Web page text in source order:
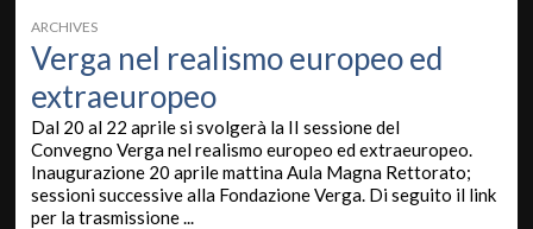
ARCHIVES
Verga nel realismo europeo ed
extraeuropeo
Dal 20 al 22 aprile si svolgerà la II sessione del
Convegno Verga nel realismo europeo ed extraeuropeo.
Inaugurazione 20 aprile mattina Aula Magna Rettorato;
sessioni successive alla Fondazione Verga. Di seguito il link
per la trasmissione ...